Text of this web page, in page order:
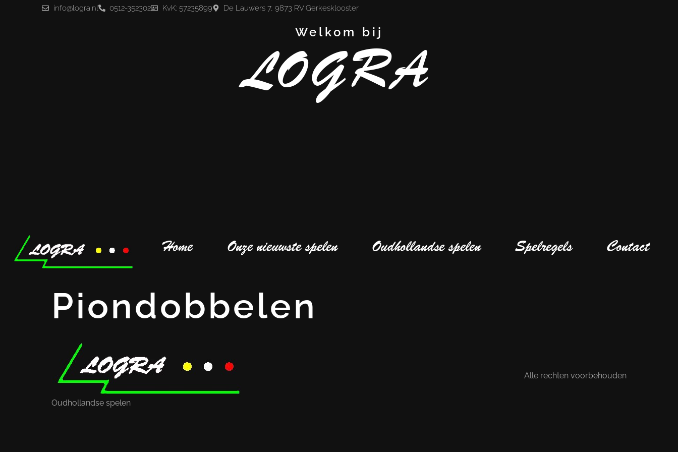
info@logra.nl 0512-352302 KvK: 57235899 De Lauwers 7, 9873 RV Gerkesklooster
Welkom bij
LOGRA
Home Onze nieuwste spelen Oudhollandse spelen Spelregels Contact
Piondobbelen
Oudhollandse spelen
Alle rechten voorbehouden